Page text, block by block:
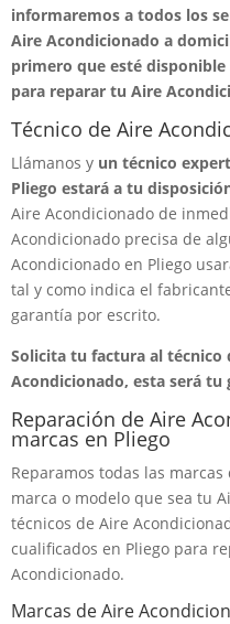
informaremos a todos los
Aire Acondicionado a
primero que esté
para reparar tu Aire
Técnico de Aire
Llámanos y un técnico
Pliego estará a tu
Aire Acondicionado de
Acondicionado precisa de
Acondicionado en Pliego
tal y como indica el
garantía por escrito.
Solicita tu factura al técnico
Acondicionado, esta será tu
Reparación de Aire
marcas en Pliego
Reparamos todas las
marca o modelo que sea tu
técnicos de Aire
cualificados en Pliego para
Acondicionado.
Marcas de Aire